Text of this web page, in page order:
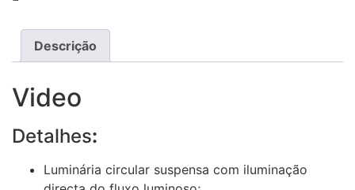
Descrição
Video
Detalhes:
Luminária circular suspensa com iluminação